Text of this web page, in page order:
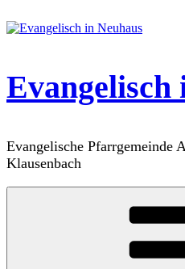
Inhalt
Evangelisch
Evangelische Pfarrgemeinde
Klausenbach